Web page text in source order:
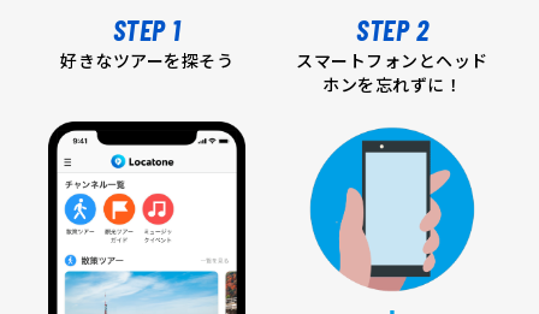
STEP 1
好きなツアーを探そう
STEP 2
スマートフォンとヘッド
ホンを忘れずに！